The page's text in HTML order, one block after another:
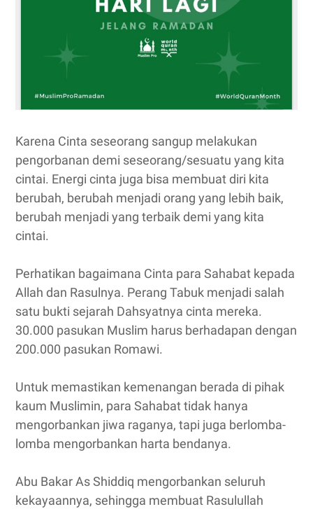
Karena Cinta seseorang sangup melakukan
pengorbanan demi seseorang/sesuatu yang kita
cintai. Energi cinta juga bisa membuat diri kita
berubah, berubah menjadi orang yang lebih baik,
berubah menjadi yang terbaik demi yang kita
cintai.
Perhatikan bagaimana Cinta para Sahabat kepada
Allah dan Rasulnya. Perang Tabuk menjadi salah
satu bukti sejarah Dahsyatnya cinta mereka.
30.000 pasukan Muslim harus berhadapan dengan
200.000 pasukan Romawi.
Untuk memastikan kemenangan berada di pihak
kaum Muslimin, para Sahabat tidak hanya
mengorbankan jiwa raganya, tapi juga berlomba-
lomba mengorbankan harta bendanya.
Abu Bakar As Shiddiq mengorbankan seluruh
kekayaannya, sehingga membuat Rasulullah